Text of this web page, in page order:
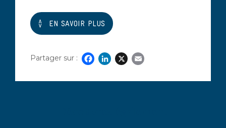
EN SAVOIR PLUS
Partager sur :
Facebook
LinkedIn
X Email